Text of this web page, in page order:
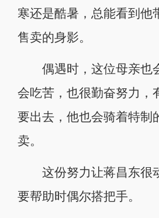
寒还是酷暑，总能看到他
售卖的身影。
偶遇时，这位母亲也
会吃苦，也很勤奋努力，
要出去，他也会骑着特制
卖。
这份努力让蒋昌东很
要帮助时偶尔搭把手。